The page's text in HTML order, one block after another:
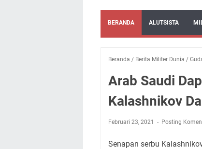
BERANDA ALUTSISTA
Beranda / Berita Militer Dunia /
Arab Saudi
Kalashnikov
Februari 23, 2021 Posting
Senapan serbu